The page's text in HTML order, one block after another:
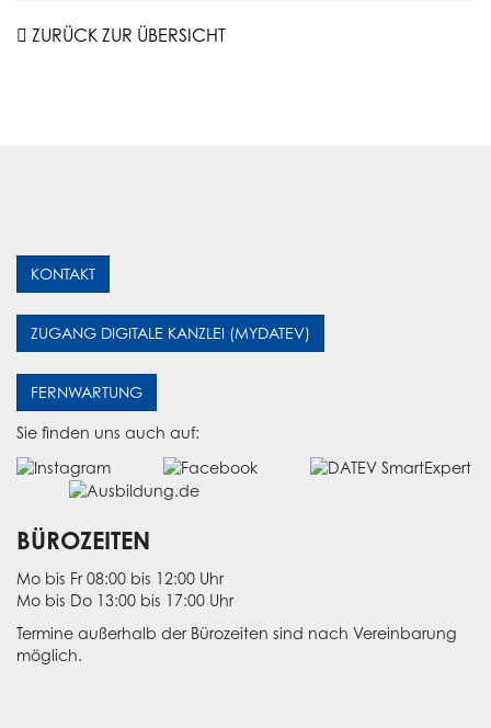
ZURÜCK ZUR ÜBERSICHT
KONTAKT
ZUGANG DIGITALE KANZLEI (MYDATEV)
FERNWARTUNG
Sie finden uns auch auf:
BÜROZEITEN
Mo bis Fr 08:00 bis 12:00 Uhr
Mo bis Do 13:00 bis 17:00 Uhr
Termine außerhalb der Bürozeiten sind nach Vereinbarung
möglich.